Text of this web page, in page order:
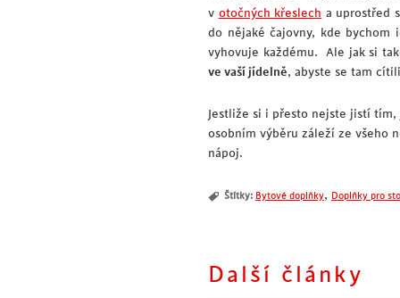
v otočných křeslech a uprostřed
do nějaké čajovny, kde
vyhovuje každému. Ale jak si
ve vaší jídelně, abyste se tam
Jestliže si i přesto nejste jistí
osobním výběru záleží ze všeho
nápoj.
Štítky: Bytové doplňky, Doplňky pro
Další články